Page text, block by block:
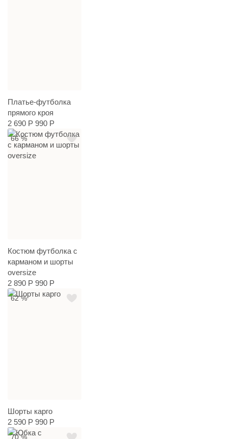
Платье-футболка
прямого кроя
2 690 Р 990 Р
66 %
Костюм футболка с
карманом и шорты
oversize
2 890 Р 990 Р
62 %
Шорты карго
2 590 Р 990 Р
70 %